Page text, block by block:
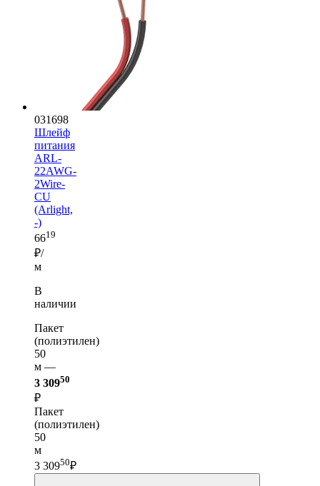
031698
Шлейф
питания
ARL-
22AWG-
2Wire-
CU
(Arlight,
-)
6619
₽/
м
В
наличии
Пакет
(полиэтилен)
50
м —
3 30950
₽
Пакет
(полиэтилен)
50
м
3 30950₽